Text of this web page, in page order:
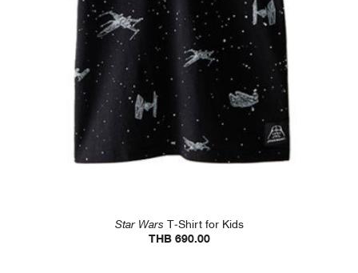
Star Wars T-Shirt for Kids
THB 690.00